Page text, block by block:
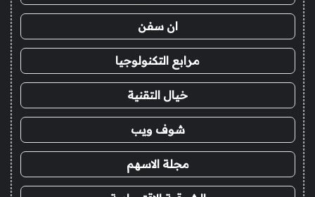
ان سفن
مرابع التكنولوجيا
خيال التقنية
شوف ويب
مجلة الاسهم